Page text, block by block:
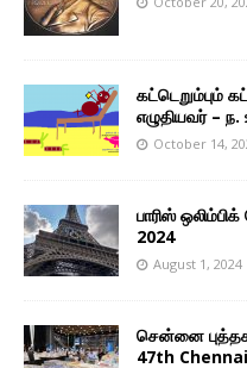
கட்டெறும்பும்
எழுதியவர் – ந.
October 14,
பாரிஸ்
2024
August 1, 2024
சென்னை
47th